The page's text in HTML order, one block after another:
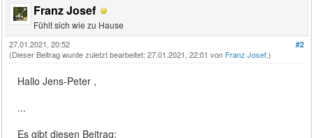
Franz Josef
Fühlt sich wie zu Hause
#2
27.01.2021, 20:52
(Dieser Beitrag wurde zuletzt bearbeitet: 27.01.2021, 22:01 von Franz Josef.)
Hallo Jens-Peter ,
...
Es gibt diesen Beitrag: